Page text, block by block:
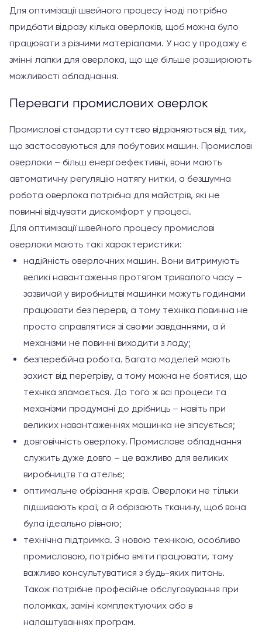
Для оптимізації швейного процесу іноді потрібно
придбати відразу кілька оверлоків, щоб можна було
працювати з різними матеріалами. У нас у продажу є
змінні лапки для оверлока, що ще більше розширюють
можливості обладнання.
Переваги промислових оверлок
Промислові стандарти суттєво відрізняються від тих,
що застосовуються для побутових машин. Промислові
оверлоки – більш енергоефективні, вони мають
автоматичну регуляцію натягу нитки, а безшумна
робота оверлока потрібна для майстрів, які не
повинні відчувати дискомфорт у процесі.
Для оптимізації швейного процесу промислові
оверлоки мають такі характеристики:
надійність оверлочних машин. Вони витримують
великі навантаження протягом тривалого часу –
зазвичай у виробництві машинки можуть годинами
працювати без перерв, а тому техніка повинна не
просто справлятися зі своїми завданнями, а й
механізми не повинні виходити з ладу;
безперебійна робота. Багато моделей мають
захист від перегріву, а тому можна не боятися, що
техніка зламається. До того ж всі процеси та
механізми продумані до дрібниць – навіть при
великих навантаженнях машинка не зіпсується;
довговічність оверлоку. Промислове обладнання
служить дуже довго – це важливо для великих
виробництв та ательє;
оптимальне обрізання країв. Оверлоки не тільки
підшивають краї, а й обрізають тканину, щоб вона
була ідеально рівною;
технічна підтримка. З новою технікою, особливо
промисловою, потрібно вміти працювати, тому
важливо консультуватися з будь-яких питань.
Також потрібне професійне обслуговування при
поломках, заміні комплектуючих або в
налаштуваннях програм.